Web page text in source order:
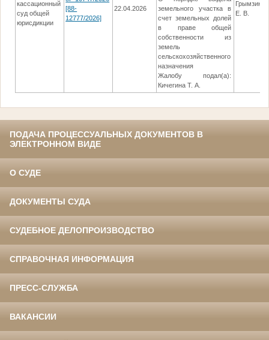
кассационный
суд общей
юрисдикции
[88-
12777/2026]
22.04.2026
земельного участка в
счет земельных долей
в праве общей
собственности из
земель
сельскохозяйственного
назначения
Жалобу подал(а):
Кичегина Т. А.
Грымзина
Е. В.
ПОДАЧА ПРОЦЕССУАЛЬНЫХ ДОКУМЕНТОВ В
ЭЛЕКТРОННОМ ВИДЕ
О СУДЕ
ДОКУМЕНТЫ СУДА
СУДЕБНОЕ ДЕЛОПРОИЗВОДСТВО
СПРАВОЧНАЯ ИНФОРМАЦИЯ
ПРЕСС-СЛУЖБА
ВАКАНСИИ